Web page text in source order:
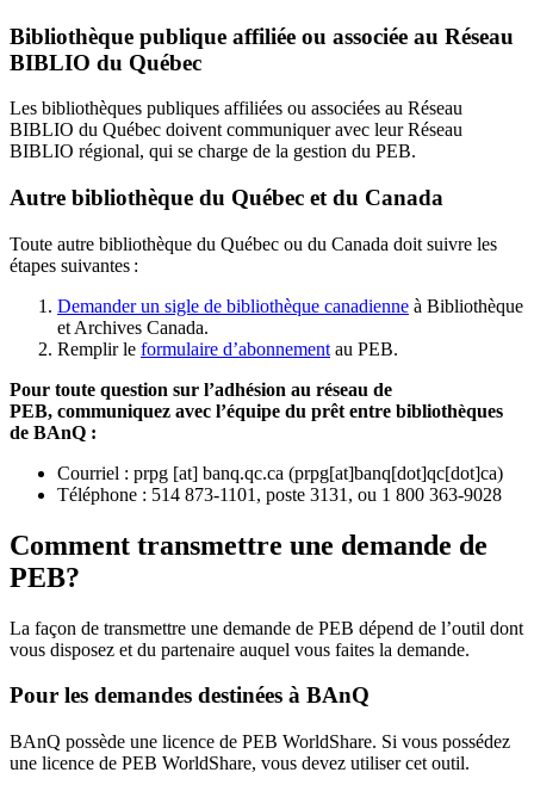
Bibliothèque publique affiliée ou associée au Réseau
BIBLIO du Québec
Les bibliothèques publiques affiliées ou associées au Réseau
BIBLIO du Québec doivent communiquer avec leur Réseau
BIBLIO régional, qui se charge de la gestion du PEB.
Autre bibliothèque du Québec et du Canada
Toute autre bibliothèque du Québec ou du Canada doit suivre les
étapes suivantes :
Demander un sigle de bibliothèque canadienne à Bibliothèque
et Archives Canada.
Remplir le formulaire d’abonnement au PEB.
Pour toute question sur l’adhésion au réseau de
PEB, communiquez avec l’équipe du prêt entre bibliothèques
de BAnQ :
Courriel : prpg [at] banq.qc.ca (prpg[at]banq[dot]qc[dot]ca)
Téléphone : 514 873-1101, poste 3131, ou 1 800 363-9028
Comment transmettre une demande de
PEB?
La façon de transmettre une demande de PEB dépend de l’outil dont
vous disposez et du partenaire auquel vous faites la demande.
Pour les demandes destinées à BAnQ
BAnQ possède une licence de PEB WorldShare. Si vous possédez
une licence de PEB WorldShare, vous devez utiliser cet outil.